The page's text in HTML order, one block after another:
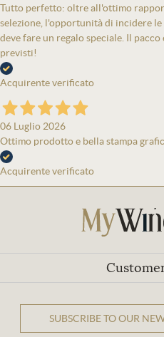
Tutto perfetto: oltre all'ottimo
selezione, l'opportunità di incidere
deve fare un regalo speciale. Il
previsti!
Acquirente verificato
06 Luglio 2026
Ottimo prodotto e bella stampa
Acquirente verificato
SUBSCRIBE TO OUR